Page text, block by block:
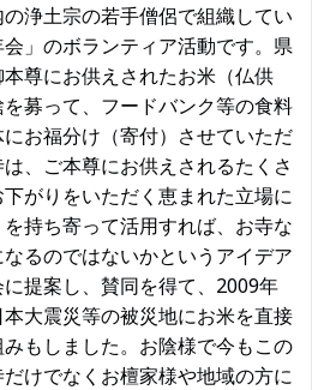
浄土宗の若手僧侶で組織してい
」のボランティア活動です。県
尊にお供えされたお米（仏供
募って、フードバンク等の食料
お福分け（寄付）させていただ
、ご本尊にお供えされるたくさ
がりをいただく恵まれた立場に
持ち寄って活用すれば、お寺な
るのではないかというアイデア
提案し、賛同を得て、2009年
大震災等の被災地にお米を直接
もしました。お陰様で今もこの
けでなくお檀家様や地域の方に